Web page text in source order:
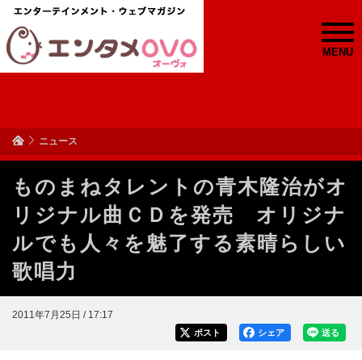
MENU
ニュース
ものまねタレントの青木隆治がオ
リジナル曲ＣＤを発売 オリジナ
ルでも人々を魅了する素晴らしい
歌唱力
2011年7月25日 / 17:17
送る
シェア
ポスト